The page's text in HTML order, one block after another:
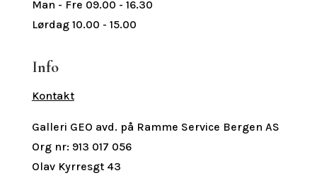
Man - Fre 09.00 - 16.30
Lørdag 10.00 - 15.00
Info
Kontakt
Galleri GEO avd. på Ramme Service Bergen AS
Org nr: 913 017 056
Olav Kyrresgt 43